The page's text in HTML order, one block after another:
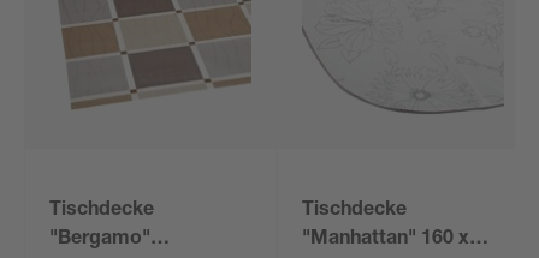
Tischdecke
"Bergamo"
Tischdecke
"Manhattan" 160 x